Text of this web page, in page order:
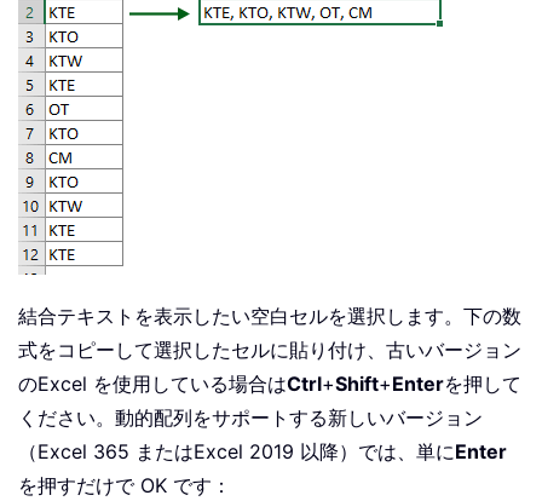
結合テキストを表示したい空白セルを選択します。下の数
式をコピーして選択したセルに貼り付け、古いバージョン
のExcel を使用している場合はCtrl+Shift+Enterを押して
ください。動的配列をサポートする新しいバージョン
（Excel 365 またはExcel 2019 以降）では、単にEnter
を押すだけで OK です：